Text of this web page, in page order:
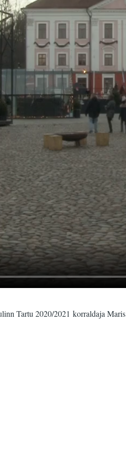
Tartu 2020/2021 korraldaja